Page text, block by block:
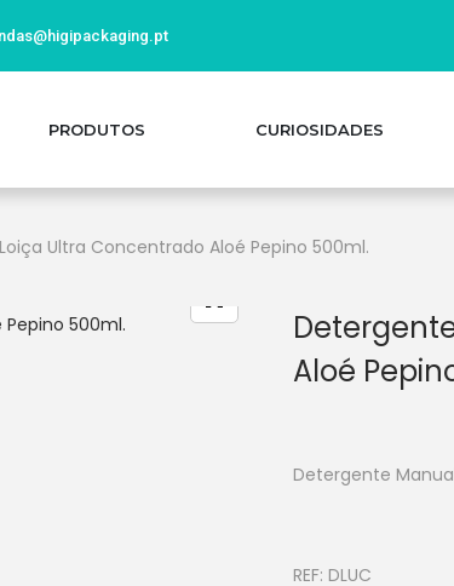
PRODUTOS CURIOSIDADES
Ultra Concentrado Aloé Pepino 500ml.
Aloé
Detergente
REF: DLUC